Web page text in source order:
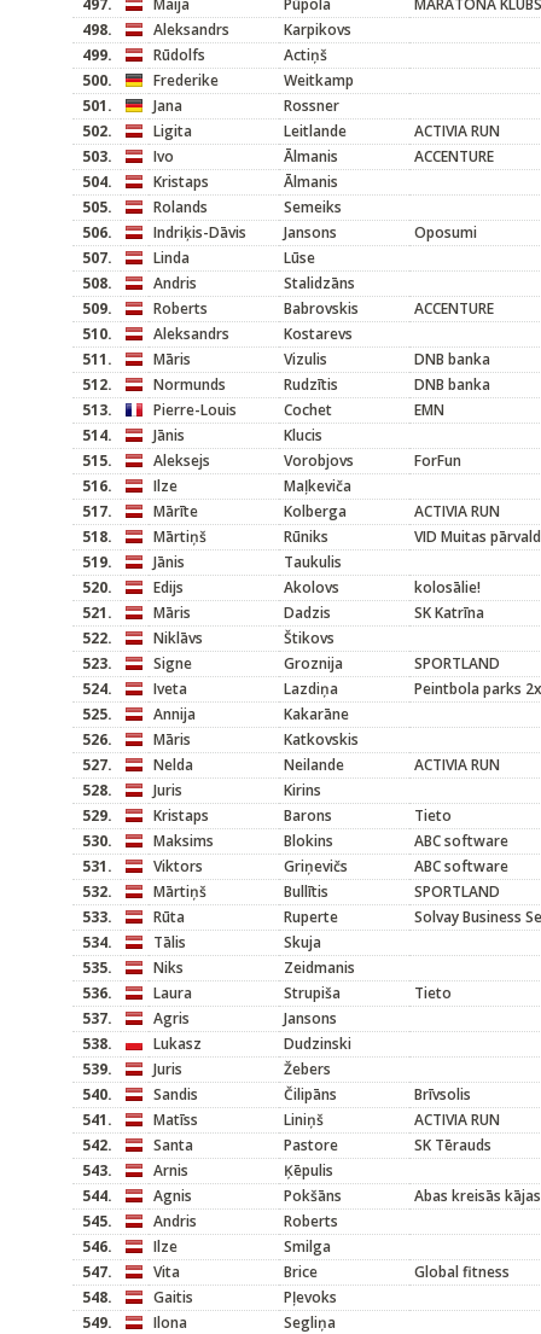
497. Maija Pūpola
MARATONA KLUBS
498.
Aleksandrs
Karpikovs
499.
Rūdolfs
Actiņš
500.
Frederike
Weitkamp
501.
Jana
Rossner
502.
Ligita Leitlande
ACTIVIA RUN
503.
Ivo Ālmanis
ACCENTURE
504.
Kristaps
Ālmanis
505.
Rolands
Semeiks
506.
Indriķis-Dāvis Jansons
Oposumi
507.
Linda
Lūse
508.
Andris
Stalidzāns
509.
Roberts Babrovskis
ACCENTURE
510.
Aleksandrs
Kostarevs
511.
Māris Vizulis
DNB banka
512.
Normunds Rudzītis
DNB banka
513.
Pierre-Louis Cochet
EMN
514.
Jānis
Klucis
515.
Aleksejs Vorobjovs
ForFun
516.
Ilze
Maļkeviča
517.
Mārīte Kolberga
ACTIVIA RUN
518.
Mārtiņš Rūniks
VID Muitas
519.
Jānis
Taukulis
520.
Edijs Akolovs
kolosālie!
521.
Māris Dadzis
SK Katrīna
522.
Niklāvs
Štikovs
523.
Signe Groznija
SPORTLAND
524.
Iveta Lazdiņa
Peintbola parks
525.
Annija
Kakarāne
526.
Māris
Katkovskis
527.
Nelda Neilande
ACTIVIA RUN
528.
Juris
Kirins
529.
Kristaps Barons
Tieto
530.
Maksims Blokins
ABC software
531.
Viktors Griņevičs
ABC software
532.
Mārtiņš Bullītis
SPORTLAND
533.
Rūta Ruperte
Solvay Business
534.
Tālis
Skuja
535.
Niks
Zeidmanis
536.
Laura Strupiša
Tieto
537.
Agris
Jansons
538.
Lukasz
Dudzinski
539.
Juris
Žebers
540.
Sandis Čilipāns
Brīvsolis
541.
Matīss Liniņš
ACTIVIA RUN
542.
Santa Pastore
SK Tērauds
543.
Arnis
Ķēpulis
544.
Agnis Pokšāns
Abas kreisās kājas
545.
Andris
Roberts
546.
Ilze
Smilga
547.
Vita Brice
Global fitness
548.
Gaitis
Pļevoks
549.
Ilona
Segliņa